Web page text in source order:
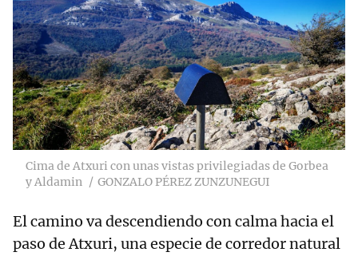
Cima de Atxuri con unas vistas privilegiadas de Gorbea
y Aldamin
GONZALO PÉREZ ZUNZUNEGUI
El camino va descendiendo con calma hacia el
paso de Atxuri, una especie de corredor natural